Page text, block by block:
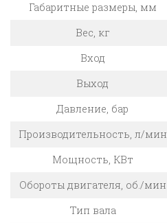
Габаритные размеры, мм
Вес, кг
Вход
Выход
Давление, бар
Производительность, л/мин
Мощность, КВт
Обороты двигателя, об./мин
Тип вала